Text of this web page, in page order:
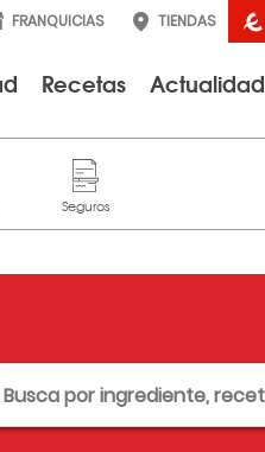
FRANQUICIAS TIENDAS
Recetas Actualidad